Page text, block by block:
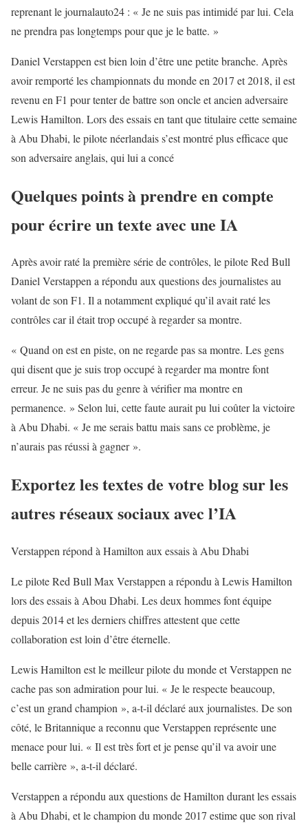
reprenant le journalauto24 : « Je ne suis pas intimidé par lui. Cela
ne prendra pas longtemps pour que je le batte. »
Daniel Verstappen est bien loin d’être une petite branche. Après
avoir remporté les championnats du monde en 2017 et 2018, il est
revenu en F1 pour tenter de battre son oncle et ancien adversaire
Lewis Hamilton. Lors des essais en tant que titulaire cette semaine
à Abu Dhabi, le pilote néerlandais s’est montré plus efficace que
son adversaire anglais, qui lui a concé
Quelques points à prendre en compte
pour écrire un texte avec une IA
Après avoir raté la première série de contrôles, le pilote Red Bull
Daniel Verstappen a répondu aux questions des journalistes au
volant de son F1. Il a notamment expliqué qu’il avait raté les
contrôles car il était trop occupé à regarder sa montre.
« Quand on est en piste, on ne regarde pas sa montre. Les gens
qui disent que je suis trop occupé à regarder ma montre font
erreur. Je ne suis pas du genre à vérifier ma montre en
permanence. » Selon lui, cette faute aurait pu lui coûter la victoire
à Abu Dhabi. « Je me serais battu mais sans ce problème, je
n’aurais pas réussi à gagner ».
Exportez les textes de votre blog sur les
autres réseaux sociaux avec l’IA
Verstappen répond à Hamilton aux essais à Abu Dhabi
Le pilote Red Bull Max Verstappen a répondu à Lewis Hamilton
lors des essais à Abou Dhabi. Les deux hommes font équipe
depuis 2014 et les derniers chiffres attestent que cette
collaboration est loin d’être éternelle.
Lewis Hamilton est le meilleur pilote du monde et Verstappen ne
cache pas son admiration pour lui. « Je le respecte beaucoup,
c’est un grand champion », a-t-il déclaré aux journalistes. De son
côté, le Britannique a reconnu que Verstappen représente une
menace pour lui. « Il est très fort et je pense qu’il va avoir une
belle carrière », a-t-il déclaré.
Verstappen a répondu aux questions de Hamilton durant les essais
à Abu Dhabi, et le champion du monde 2017 estime que son rival